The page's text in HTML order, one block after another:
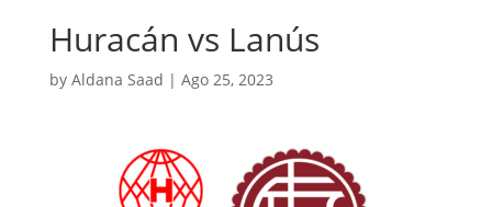
Huracán vs Lanús
by Aldana Saad | Ago 25, 2023